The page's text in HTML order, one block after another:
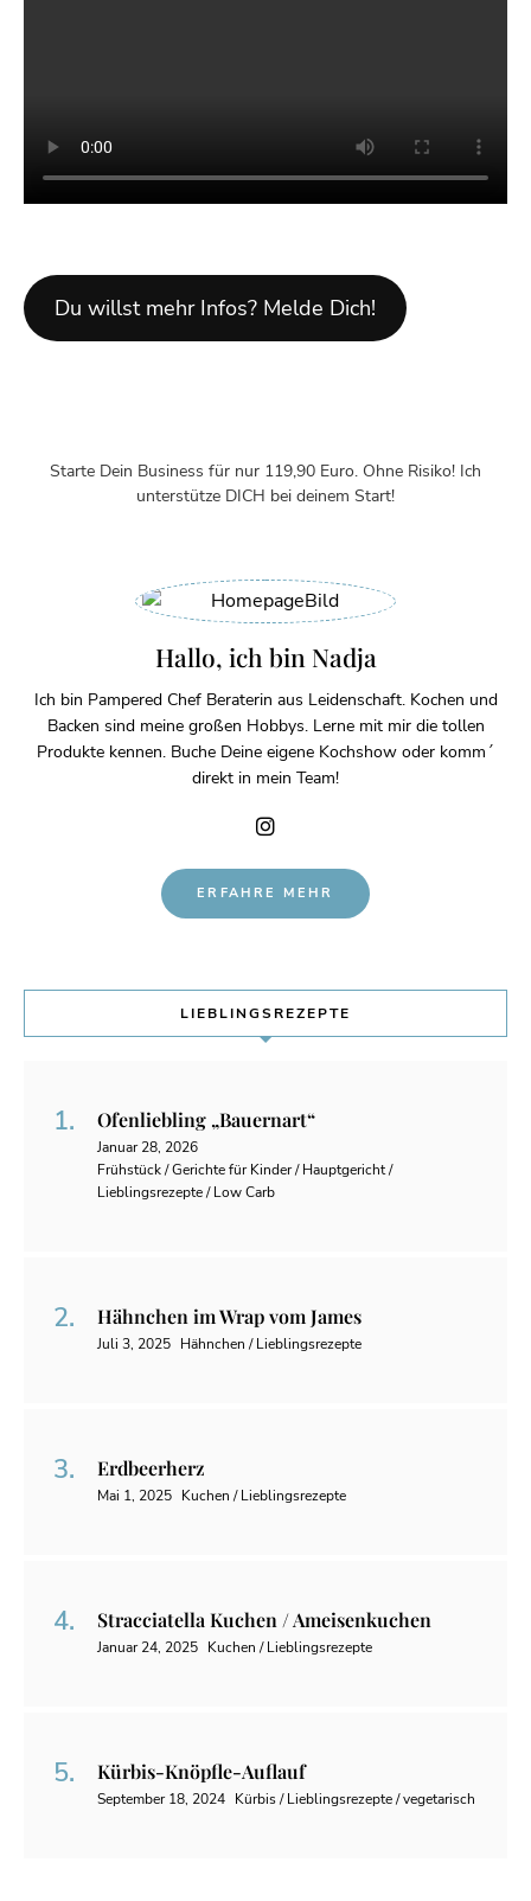
Du willst mehr Infos? Melde Dich!
Starte Dein Business für nur 119,90 Euro. Ohne Risiko! Ich
unterstütze DICH bei deinem Start!
Hallo, ich bin Nadja
Ich bin Pampered Chef Beraterin aus Leidenschaft. Kochen und
Backen sind meine großen Hobbys. Lerne mit mir die tollen
Produkte kennen. Buche Deine eigene Kochshow oder komm´
direkt in mein Team!
ERFAHRE MEHR
LIEBLINGSREZEPTE
Ofenliebling „Bauernart“
Januar 28, 2026
Frühstück / Gerichte für Kinder / Hauptgericht /
Lieblingsrezepte / Low Carb
Hähnchen im Wrap vom James
Juli 3, 2025 Hähnchen / Lieblingsrezepte
Erdbeerherz
Mai 1, 2025 Kuchen / Lieblingsrezepte
Stracciatella Kuchen / Ameisenkuchen
Januar 24, 2025 Kuchen / Lieblingsrezepte
Kürbis-Knöpfle-Auflauf
September 18, 2024 Kürbis / Lieblingsrezepte / vegetarisch